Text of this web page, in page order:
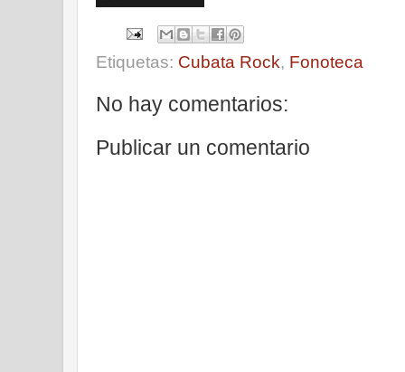
Etiquetas: Cubata Rock, Fonoteca
No hay comentarios:
Publicar un comentario